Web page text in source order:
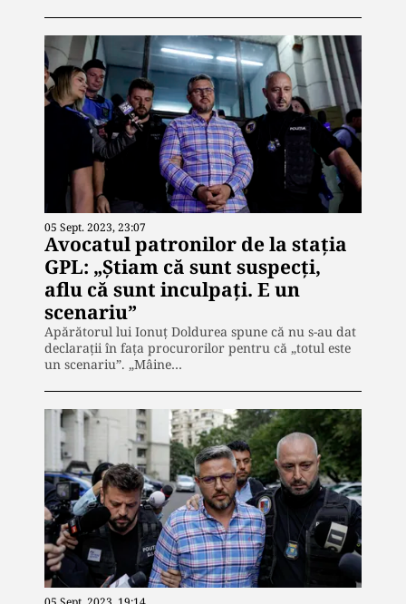
05 Sept. 2023, 23:07
Avocatul patronilor de la stația
GPL: „Știam că sunt suspecți,
aflu că sunt inculpați. E un
scenariu”
Apărătorul lui Ionuț Doldurea spune că nu s-au dat
declarații în fața procurorilor pentru că „totul este
un scenariu”. „Mâine…